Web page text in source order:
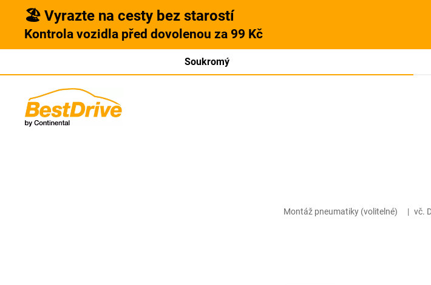
🏖️ Vyrazte na cesty bez starostí
Kontrola vozidla před dovolenou za 99 Kč
Soukromý
Montáž pneumatiky (volitelné) | vč.